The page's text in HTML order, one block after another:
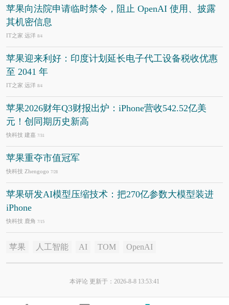
苹果向法院申请临时禁令，阻止 OpenAI 使用、披露
其机密信息
IT之家 远洋 8/4
苹果迎来利好：印度计划延长电子代工设备税收优惠
至 2041 年
IT之家 远洋 8/4
苹果2026财年Q3财报出炉：iPhone营收542.52亿美
元！创同期历史新高
快科技 建嘉 7/31
苹果重夺市值冠军
快科技 Zhengogo 7/28
苹果研发AI模型压缩技术：把270亿参数大模型装进
iPhone
快科技 鹿角 7/15
苹果 人工智能 AI TOM OpenAI
本评论 更新于：2026-8-8 13:53:41